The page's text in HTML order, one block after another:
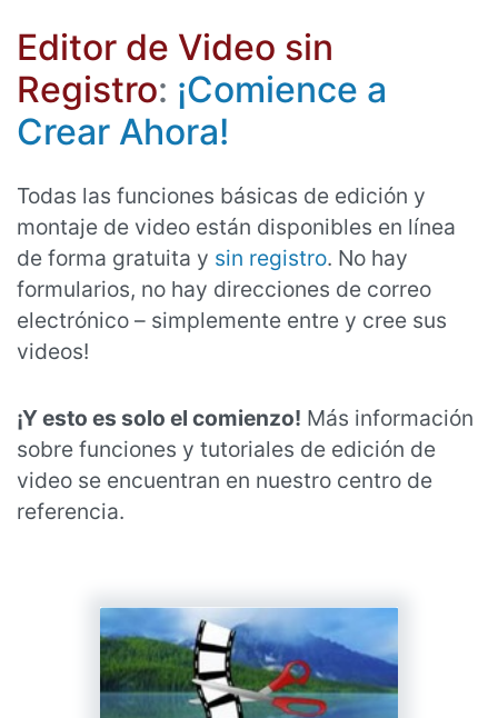
Editor de Video sin
Registro: ¡Comience a
Crear Ahora!
Todas las funciones básicas de edición y
montaje de video están disponibles en línea
de forma gratuita y sin registro. No hay
formularios, no hay direcciones de correo
electrónico – simplemente entre y cree sus
videos!
¡Y esto es solo el comienzo! Más información
sobre funciones y tutoriales de edición de
video se encuentran en nuestro centro de
referencia.